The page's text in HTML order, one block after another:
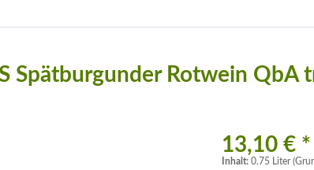
Spätburgunder Rotwein QbA
13,10 € *
Inhalt:0.75 Liter